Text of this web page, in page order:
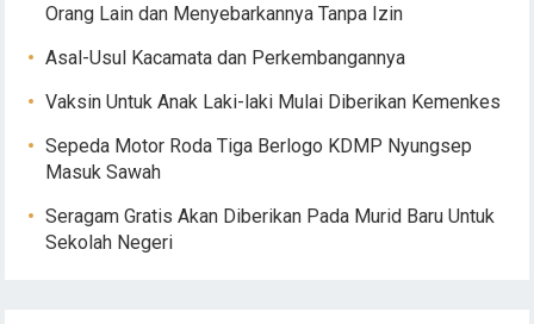
Orang Lain dan Menyebarkannya Tanpa Izin
Asal-Usul Kacamata dan Perkembangannya
Vaksin Untuk Anak Laki-laki Mulai Diberikan Kemenkes
Sepeda Motor Roda Tiga Berlogo KDMP Nyungsep
Masuk Sawah
Seragam Gratis Akan Diberikan Pada Murid Baru Untuk
Sekolah Negeri